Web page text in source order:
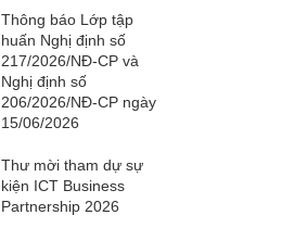
Thông báo Lớp tập
huấn Nghị định số
217/2026/NĐ-CP và
Nghị định số
206/2026/NĐ-CP ngày
15/06/2026
Thư mời tham dự sự
kiện ICT Business
Partnership 2026